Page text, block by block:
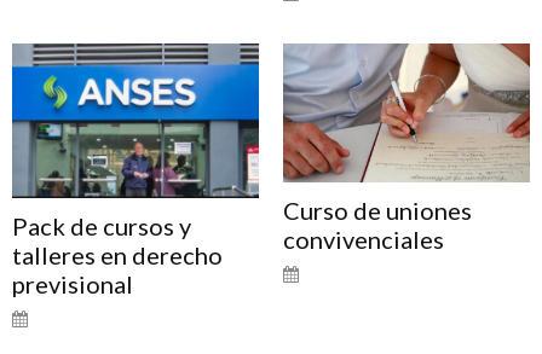
Pack de cursos y
talleres en derecho
previsional
Curso de uniones
convivenciales